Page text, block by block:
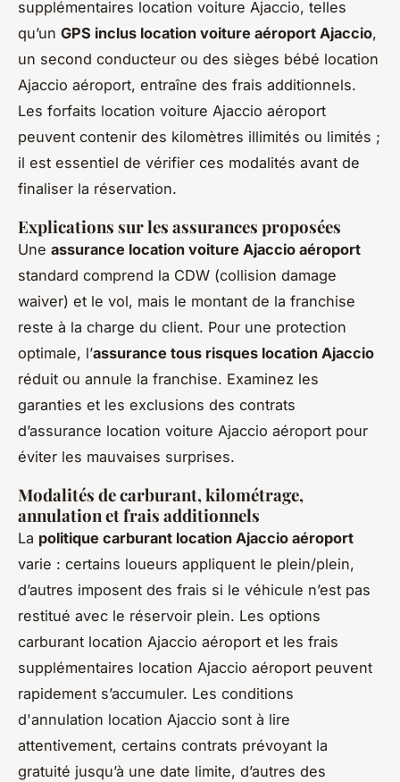
supplémentaires location voiture Ajaccio, telles
qu’un GPS inclus location voiture aéroport Ajaccio,
un second conducteur ou des sièges bébé location
Ajaccio aéroport, entraîne des frais additionnels.
Les forfaits location voiture Ajaccio aéroport
peuvent contenir des kilomètres illimités ou limités ;
il est essentiel de vérifier ces modalités avant de
finaliser la réservation.
Explications sur les assurances proposées
Une assurance location voiture Ajaccio aéroport
standard comprend la CDW (collision damage
waiver) et le vol, mais le montant de la franchise
reste à la charge du client. Pour une protection
optimale, l’assurance tous risques location Ajaccio
réduit ou annule la franchise. Examinez les
garanties et les exclusions des contrats
d’assurance location voiture Ajaccio aéroport pour
éviter les mauvaises surprises.
Modalités de carburant, kilométrage,
annulation et frais additionnels
La politique carburant location Ajaccio aéroport
varie : certains loueurs appliquent le plein/plein,
d’autres imposent des frais si le véhicule n’est pas
restitué avec le réservoir plein. Les options
carburant location Ajaccio aéroport et les frais
supplémentaires location Ajaccio aéroport peuvent
rapidement s’accumuler. Les conditions
d'annulation location Ajaccio sont à lire
attentivement, certains contrats prévoyant la
gratuité jusqu’à une date limite, d’autres des